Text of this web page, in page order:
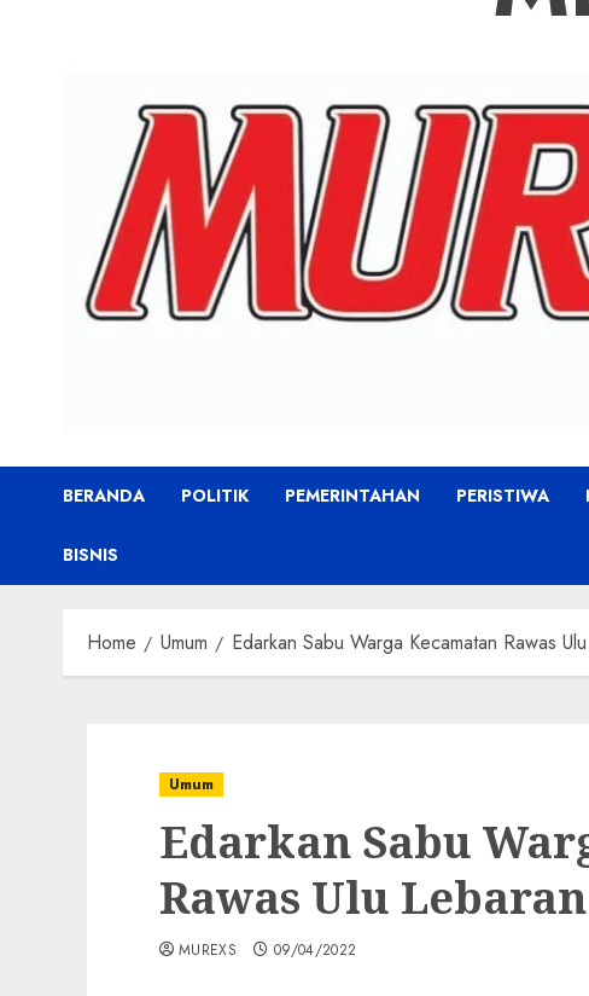
BERANDA POLITIK PEMERINTAHAN PERISTIWA
BISNIS
Home Umum Edarkan Sabu Warga Kecamatan Rawas
Umum
Edarkan Sabu
Rawas Ulu
MUREXS 09/04/2022